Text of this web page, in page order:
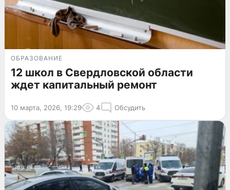
ОБРАЗОВАНИЕ
12 школ в Свердловской области
ждет капитальный ремонт
10 марта, 2026, 19:29 4 Обсудить